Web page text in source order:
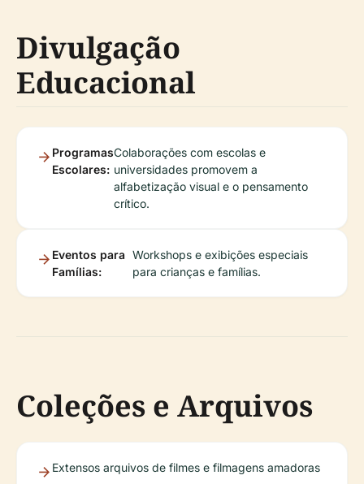
Divulgação
Educacional
Programas
Escolares:
Colaborações com escolas e
universidades promovem a
alfabetização visual e o pensamento
crítico.
Eventos para
Famílias:
Workshops e exibições especiais
para crianças e famílias.
Coleções e Arquivos
Extensos arquivos de filmes e filmagens amadoras